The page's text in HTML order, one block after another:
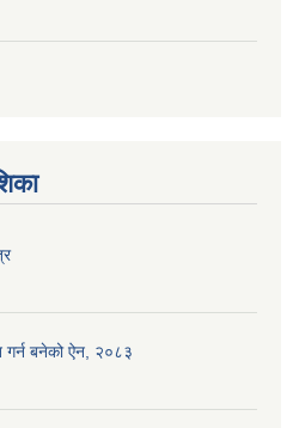
गर्न बनेको ऐन, २०८३